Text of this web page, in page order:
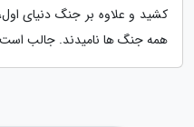
کشید و علاوه بر جنگ دنیای
همه جنگ ها نامیدند. جالب است